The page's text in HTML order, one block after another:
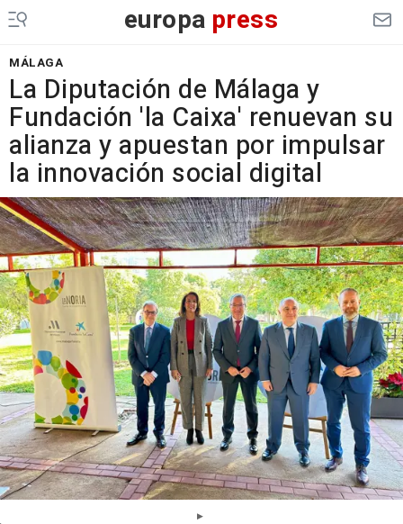
europa press
MÁLAGA
La Diputación de Málaga y
Fundación 'la Caixa' renuevan su
alianza y apuestan por impulsar
la innovación social digital